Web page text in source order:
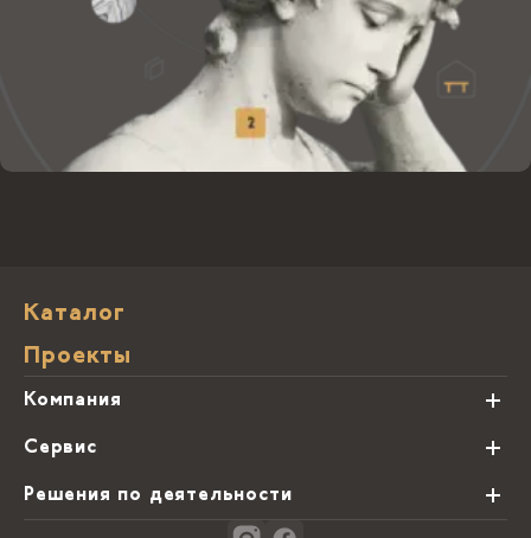
Каталог
Проекты
Компания
О нас
Блог
Сервис
Виды обработки камня
Решения по деятельности